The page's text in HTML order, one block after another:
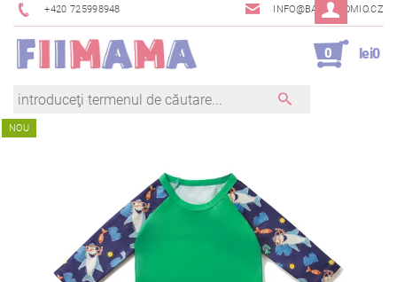
+420 725998948 INFO@BAMBINOMIO.CZ
0 lei0
NOU